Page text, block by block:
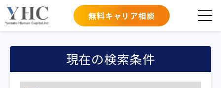
無料キャリア相談
現在の検索条件